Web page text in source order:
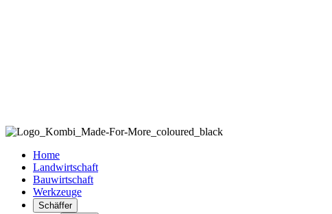
Home
Landwirtschaft
Bauwirtschaft
Werkzeuge
Schäffer